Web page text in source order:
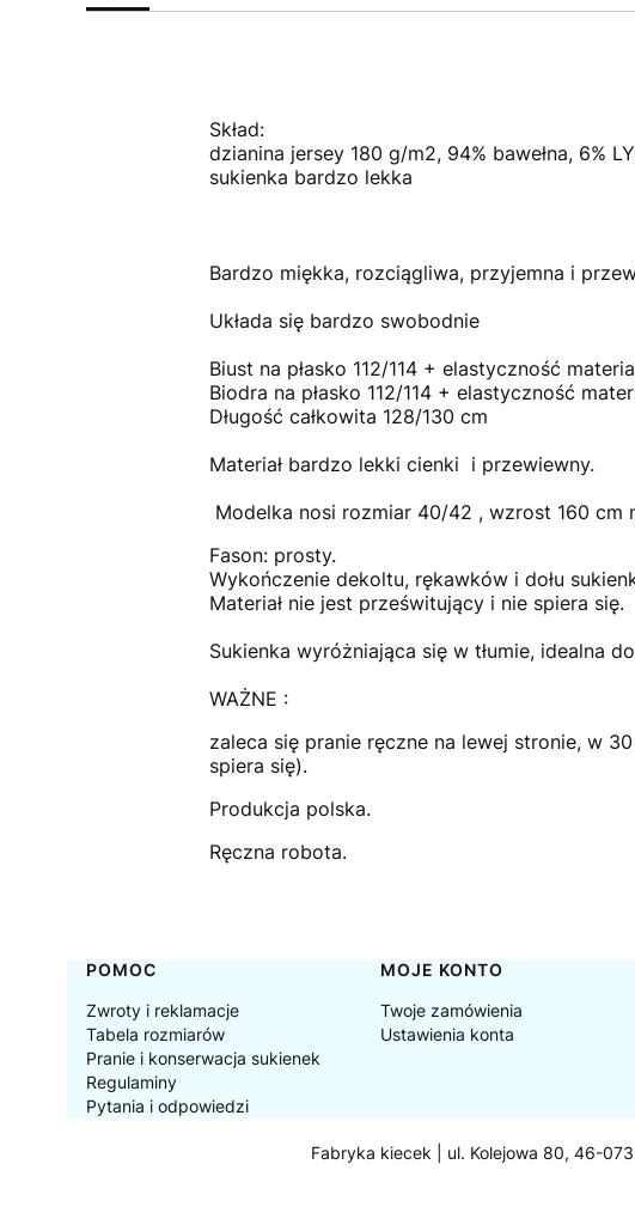
Skład:
dzianina jersey 180 g/m2, 94% bawełna, 6%
sukienka bardzo lekka
Bardzo miękka, rozciągliwa, przyjemna i
Układa się bardzo swobodnie
Biust na płasko 112/114 + elastyczność
Biodra na płasko 112/114 + elastyczność
Długość całkowita 128/130 cm
Materiał bardzo lekki cienki i przewiewny.
Modelka nosi rozmiar 40/42 , wzrost 160 cm
Fason: prosty.
Wykończenie dekoltu, rękawków i dołu
Materiał nie jest prześwitujący i nie spiera się.
Sukienka wyróżniająca się w tłumie, idealna
WAŻNE :
zaleca się pranie ręczne na lewej stronie, w
spiera się).
Produkcja polska.
Ręczna robota.
Linki w stopce
POMOC
Zwroty i reklamacje
Tabela rozmiarów
Pranie i konserwacja sukienek
Regulaminy
Pytania i odpowiedzi
MOJE KONTO
Twoje zamówienia
Ustawienia konta
Fabryka kiecek | ul. Kolejowa 80, 46-